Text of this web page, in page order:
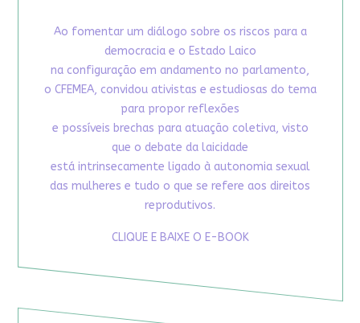
Ao fomentar um diálogo sobre os riscos para a
democracia e o Estado Laico
na configuração em andamento no parlamento,
o CFEMEA, convidou ativistas e estudiosas do tema
para propor reflexões
e possíveis brechas para atuação coletiva, visto
que o debate da laicidade
está intrinsecamente ligado à autonomia sexual
das mulheres e tudo o que se refere aos direitos
reprodutivos.
CLIQUE E BAIXE O E-BOOK